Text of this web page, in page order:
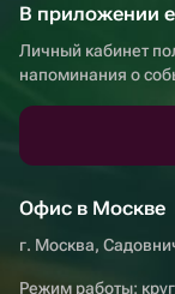
В приложении
Личный кабинет
напоминания о
Офис в Москве
г. Москва,
Режим работы: